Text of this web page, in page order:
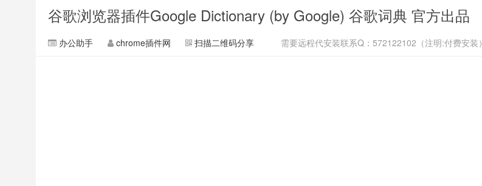
谷歌浏览器插件Google Dictionary (by Google) 谷歌词典 官方出品
办公助手 chrome插件网 扫描二维码分享 需要远程代安装联系Q：572122102（注明:付费安装）